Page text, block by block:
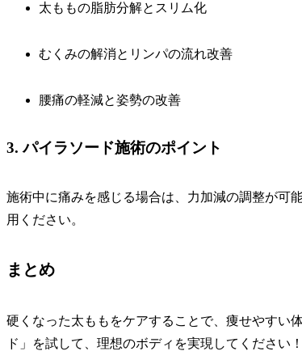
太ももの脂肪分解とスリム化
むくみの解消とリンパの流れ改善
腰痛の軽減と姿勢の改善
3. パイラソード施術のポイント
施術中に痛みを感じる場合は、力加減の調整が可
用ください。
まとめ
硬くなった太ももをケアすることで、痩せやすい
ド」を試して、理想のボディを実現してください！